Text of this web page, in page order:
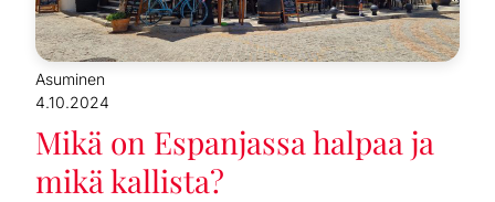
Asuminen
4.10.2024
Mikä on Espanjassa halpaa ja
mikä kallista?